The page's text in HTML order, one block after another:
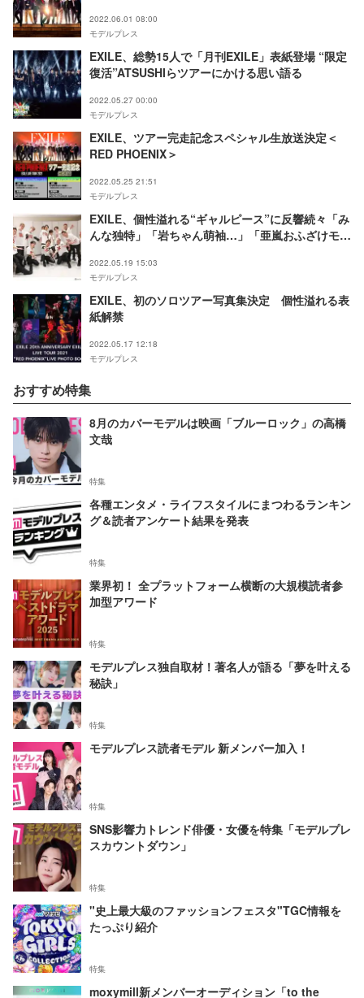
2022.06.01 08:00
モデルプレス
EXILE、総勢15人で「月刊EXILE」表紙登場 “限定
復活”ATSUSHIらツアーにかける思い語る
2022.05.27 00:00
モデルプレス
EXILE、ツアー完走記念スペシャル生放送決定＜
RED PHOENIX＞
2022.05.25 21:51
モデルプレス
EXILE、個性溢れる“ギャルピース”に反響続々「み
んな独特」「岩ちゃん萌袖…」「亜嵐おふざけモー
2022.05.19 15:03
モデルプレス
EXILE、初のソロツアー写真集決定 個性溢れる表
紙解禁
2022.05.17 12:18
モデルプレス
おすすめ特集
8月のカバーモデルは映画「ブルーロック」の高橋
文哉
特集
各種エンタメ・ライフスタイルにまつわるランキン
グ＆読者アンケート結果を発表
特集
業界初！ 全プラットフォーム横断の大規模読者参
加型アワード
特集
モデルプレス独自取材！著名人が語る「夢を叶える
秘訣」
特集
モデルプレス読者モデル 新メンバー加入！
特集
SNS影響力トレンド俳優・女優を特集「モデルプレ
スカウントダウン」
特集
"史上最大級のファッションフェスタ"TGC情報を
たっぷり紹介
特集
moxymill新メンバーオーディション「to the